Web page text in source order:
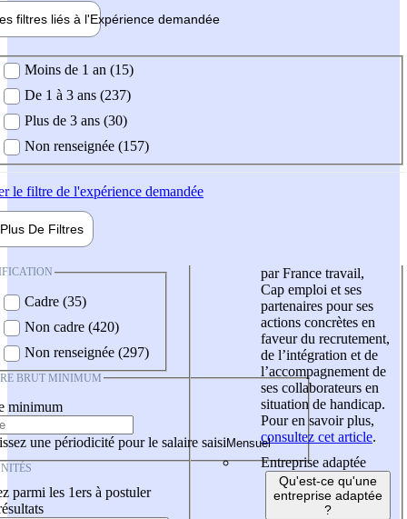
filtres liés à l'Expérience demandée
demandée
Moins de 1 an (15)
De 1 à 3 ans (237)
Plus de 3 ans (30)
Non renseignée (157)
le filtre de l'expérience demandée
Plus De Filtres
Cadre (35)
Non cadre (420)
Non renseignée (297)
BRUT MINIMUM
minimum
une périodicité pour le salaire saisi
parmi les 1ers à postuler
par France travail,
Cap emploi et ses
partenaires pour ses
actions concrètes en
faveur du recrutement,
de l’intégration et de
l’accompagnement de
ses collaborateurs en
situation de handicap.
Pour en savoir plus,
consultez cet article.
Entreprise adaptée
Qu'est-ce qu'une
entreprise adaptée
?